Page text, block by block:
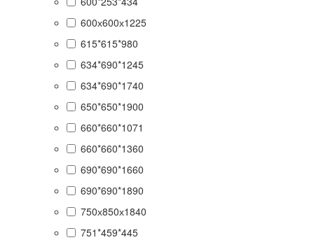
600х600х1225
615*615*980
634*690*1245
634*690*1740
650*650*1900
660*660*1071
660*660*1360
690*690*1660
690*690*1890
750х850х1840
751*459*445